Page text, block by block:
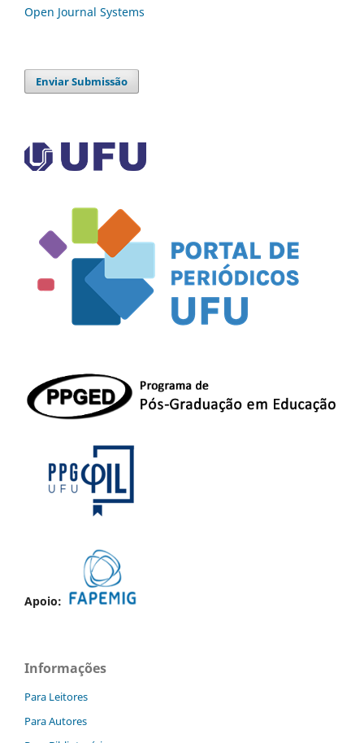
Open Journal Systems
Enviar Submissão
Apoio:
Informações
Para Leitores
Para Autores